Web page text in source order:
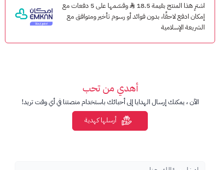
رصيد البطاقة :
15 ريال
اضغط بـ *1588*
أدخل رقم بطاقة الشحن
اشترِ هذا المنتج بقيمة 18.5
وقسّمها على 5 دفعات مع
إمكان ادفع لاحقًا، بدون فوائد أو رسوم تأخير ومتوافق مع
الشريعة الإسلامية
أهدي من تحب
الآن ، يمكنك إرسال الهدايا إلى أحبائك باستخدام منصتنا في أي وقت تريد!
أرسلها كهدية